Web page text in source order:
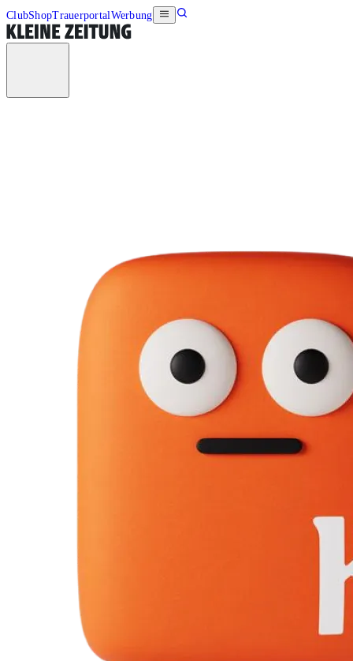
ClubShopTrauerportalWerbung